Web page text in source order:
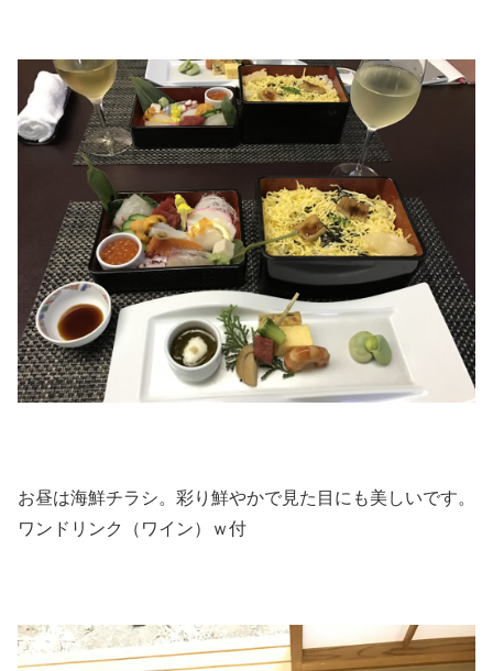
お昼は海鮮チラシ。彩り鮮やかで見た目にも美しいです。
ワンドリンク（ワイン）ｗ付